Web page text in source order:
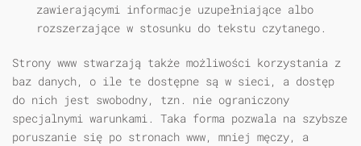
zawierającymi informacje uzupełniające albo
rozszerzające w stosunku do tekstu czytanego.
Strony www stwarzają także możliwości korzystania z
baz danych, o ile te dostępne są w sieci, a dostęp
do nich jest swobodny, tzn. nie ograniczony
specjalnymi warunkami. Taka forma pozwala na szybsze
poruszanie się po stronach www, mniej męczy, a